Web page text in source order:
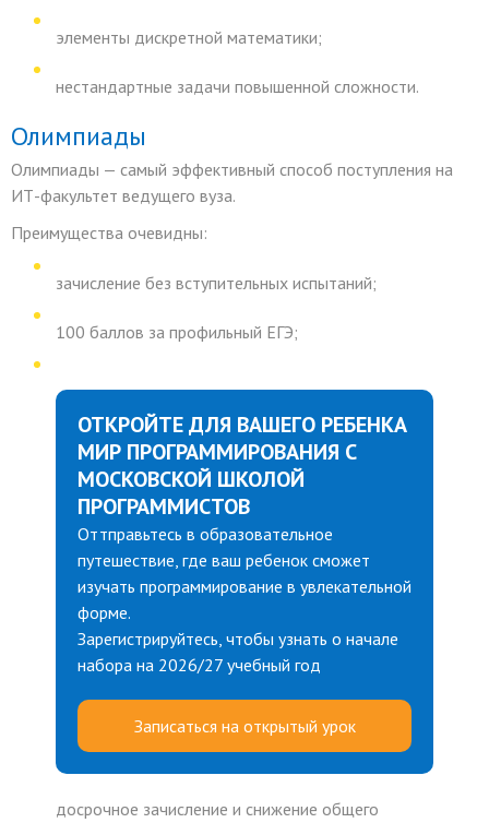
элементы дискретной математики;
нестандартные задачи повышенной сложности.
Олимпиады
Олимпиады — самый эффективный способ поступления на
ИТ-факультет ведущего вуза.
Преимущества очевидны:
зачисление без вступительных испытаний;
100 баллов за профильный ЕГЭ;
ОТКРОЙТЕ ДЛЯ ВАШЕГО РЕБЕНКА
МИР ПРОГРАММИРОВАНИЯ С
МОСКОВСКОЙ ШКОЛОЙ
ПРОГРАММИСТОВ
Оттправьтесь в образовательное
путешествие, где ваш ребенок сможет
изучать программирование в увлекательной
форме.
Зарегистрируйтесь, чтобы узнать о начале
набора на 2026/27 учебный год
Записаться на открытый урок
досрочное зачисление и снижение общего